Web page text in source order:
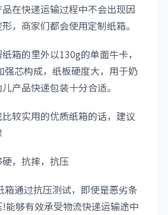
在快递运输过程中不会出现因
，商家们都会使用定制纸箱。
的里外以130g的单面牛卡，
强芯构成，纸板硬度大，用于奶
产品快递包装十分合适。
实用的优质纸箱的话，建议
，抗摔，抗压
通过抗压测试，即使是恶劣条
能够有效承受物流快递运输途中